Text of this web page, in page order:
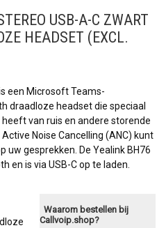
USB-A-C ZWART
HEADSET (EXCL.
een Microsoft Teams-
draadloze headset die speciaal
van ruis en andere storende
Noise Cancelling (ANC) kunt
uw gesprekken. De Yealink BH76
en is via USB-C op te laden.
Waarom bestellen bij
Callvoip.shop?